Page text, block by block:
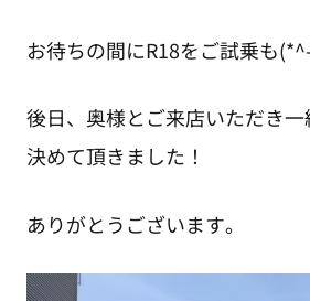
お待ちの間にR18をご試乗も
後日、奥様とご来店いただき
決めて頂きました！
ありがとうございます。